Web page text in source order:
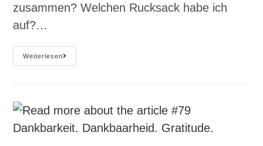
zusammen? Welchen Rucksack habe ich
auf?…
Weiterlesen#81
Seelenhygiene